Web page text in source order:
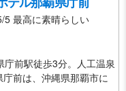
5 最高に素晴らしい
庁前駅徒歩3分。人工温泉
前は、沖縄県那覇市に